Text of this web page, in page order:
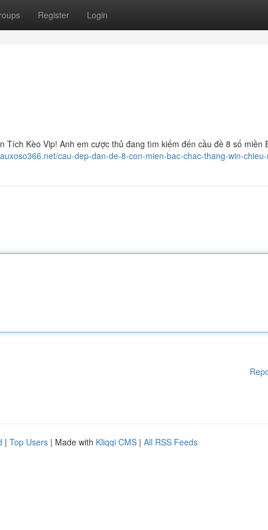
Register Login
Tích Kèo Vip! Anh em cược thủ đang tìm kiếm đến cầu đề 8 số miền
cau-dep-dan-de-8-con-mien-bac-chac-thang-win-
| Top Users | Made with Kliqqi CMS | All RSS Feeds